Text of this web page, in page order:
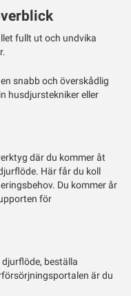
fullt ut och undvika
snabb och överskådlig
husdjurstekniker eller
där du kommer åt
Här får du koll
Du kommer år
för
beställa
är du